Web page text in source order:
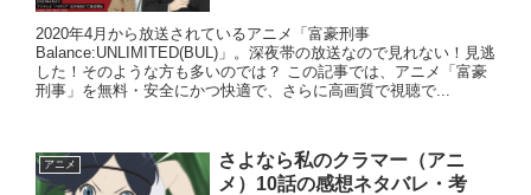
2020年4月から放送されているアニメ「富豪刑事
Balance:UNLIMITED(BUL)」。深夜帯の放送なので見れない！見逃
した！そのような方も多いのでは？ この記事では、アニメ「富豪
刑事」を無料・安全にかつ快適で、さらに高画質で視聴で...
アニメ
さよなら私のクラマー（アニ
メ）10話の感想ネタバレ・考